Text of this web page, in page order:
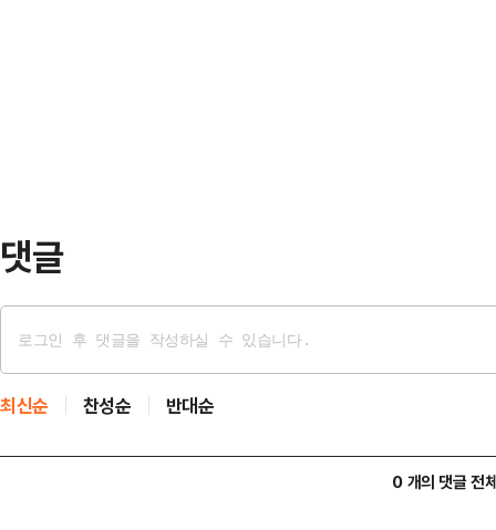
댓글
최신순 찬성순 반대순
0 개의 댓글 전